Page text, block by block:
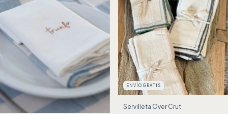
ENVÍO GRATIS
Servilleta Over Crut